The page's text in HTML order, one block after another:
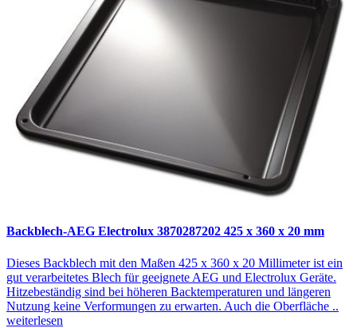
Backblech-AEG Electrolux 3870287202 425 x 360 x 20 mm
Dieses Backblech mit den Maßen 425 x 360 x 20 Millimeter ist ein
gut verarbeitetes Blech für geeignete AEG und Electrolux Geräte.
Hitzebeständig sind bei höheren Backtemperaturen und längeren
Nutzung keine Verformungen zu erwarten. Auch die Oberfläche ..
weiterlesen